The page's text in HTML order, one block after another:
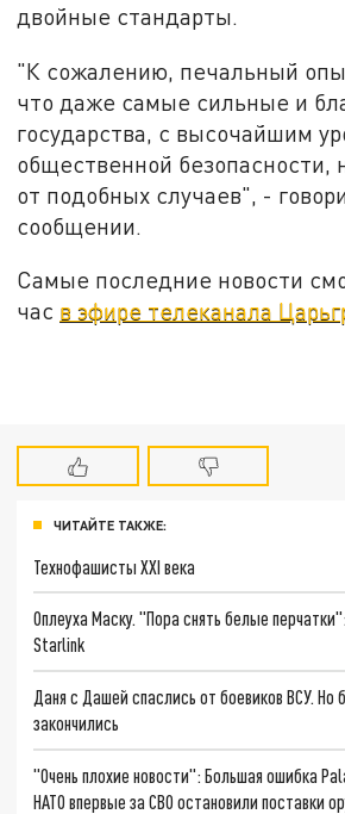
двойные стандарты.
"К сожалению, печальный
что даже самые сильные и
государства, с высочайшим
общественной безопасности,
от подобных случаев", -
сообщении.
Самые последние новости
час в эфире телеканала
ЧИТАЙТЕ ТАКЖЕ:
Технофашисты XXI века
Оплеуха Маску. "Пора снять белые
Starlink
Даня с Дашей спаслись от боевиков ВСУ.
закончились
"Очень плохие новости": Большая ошибка
НАТО впервые за СВО остановили поставки